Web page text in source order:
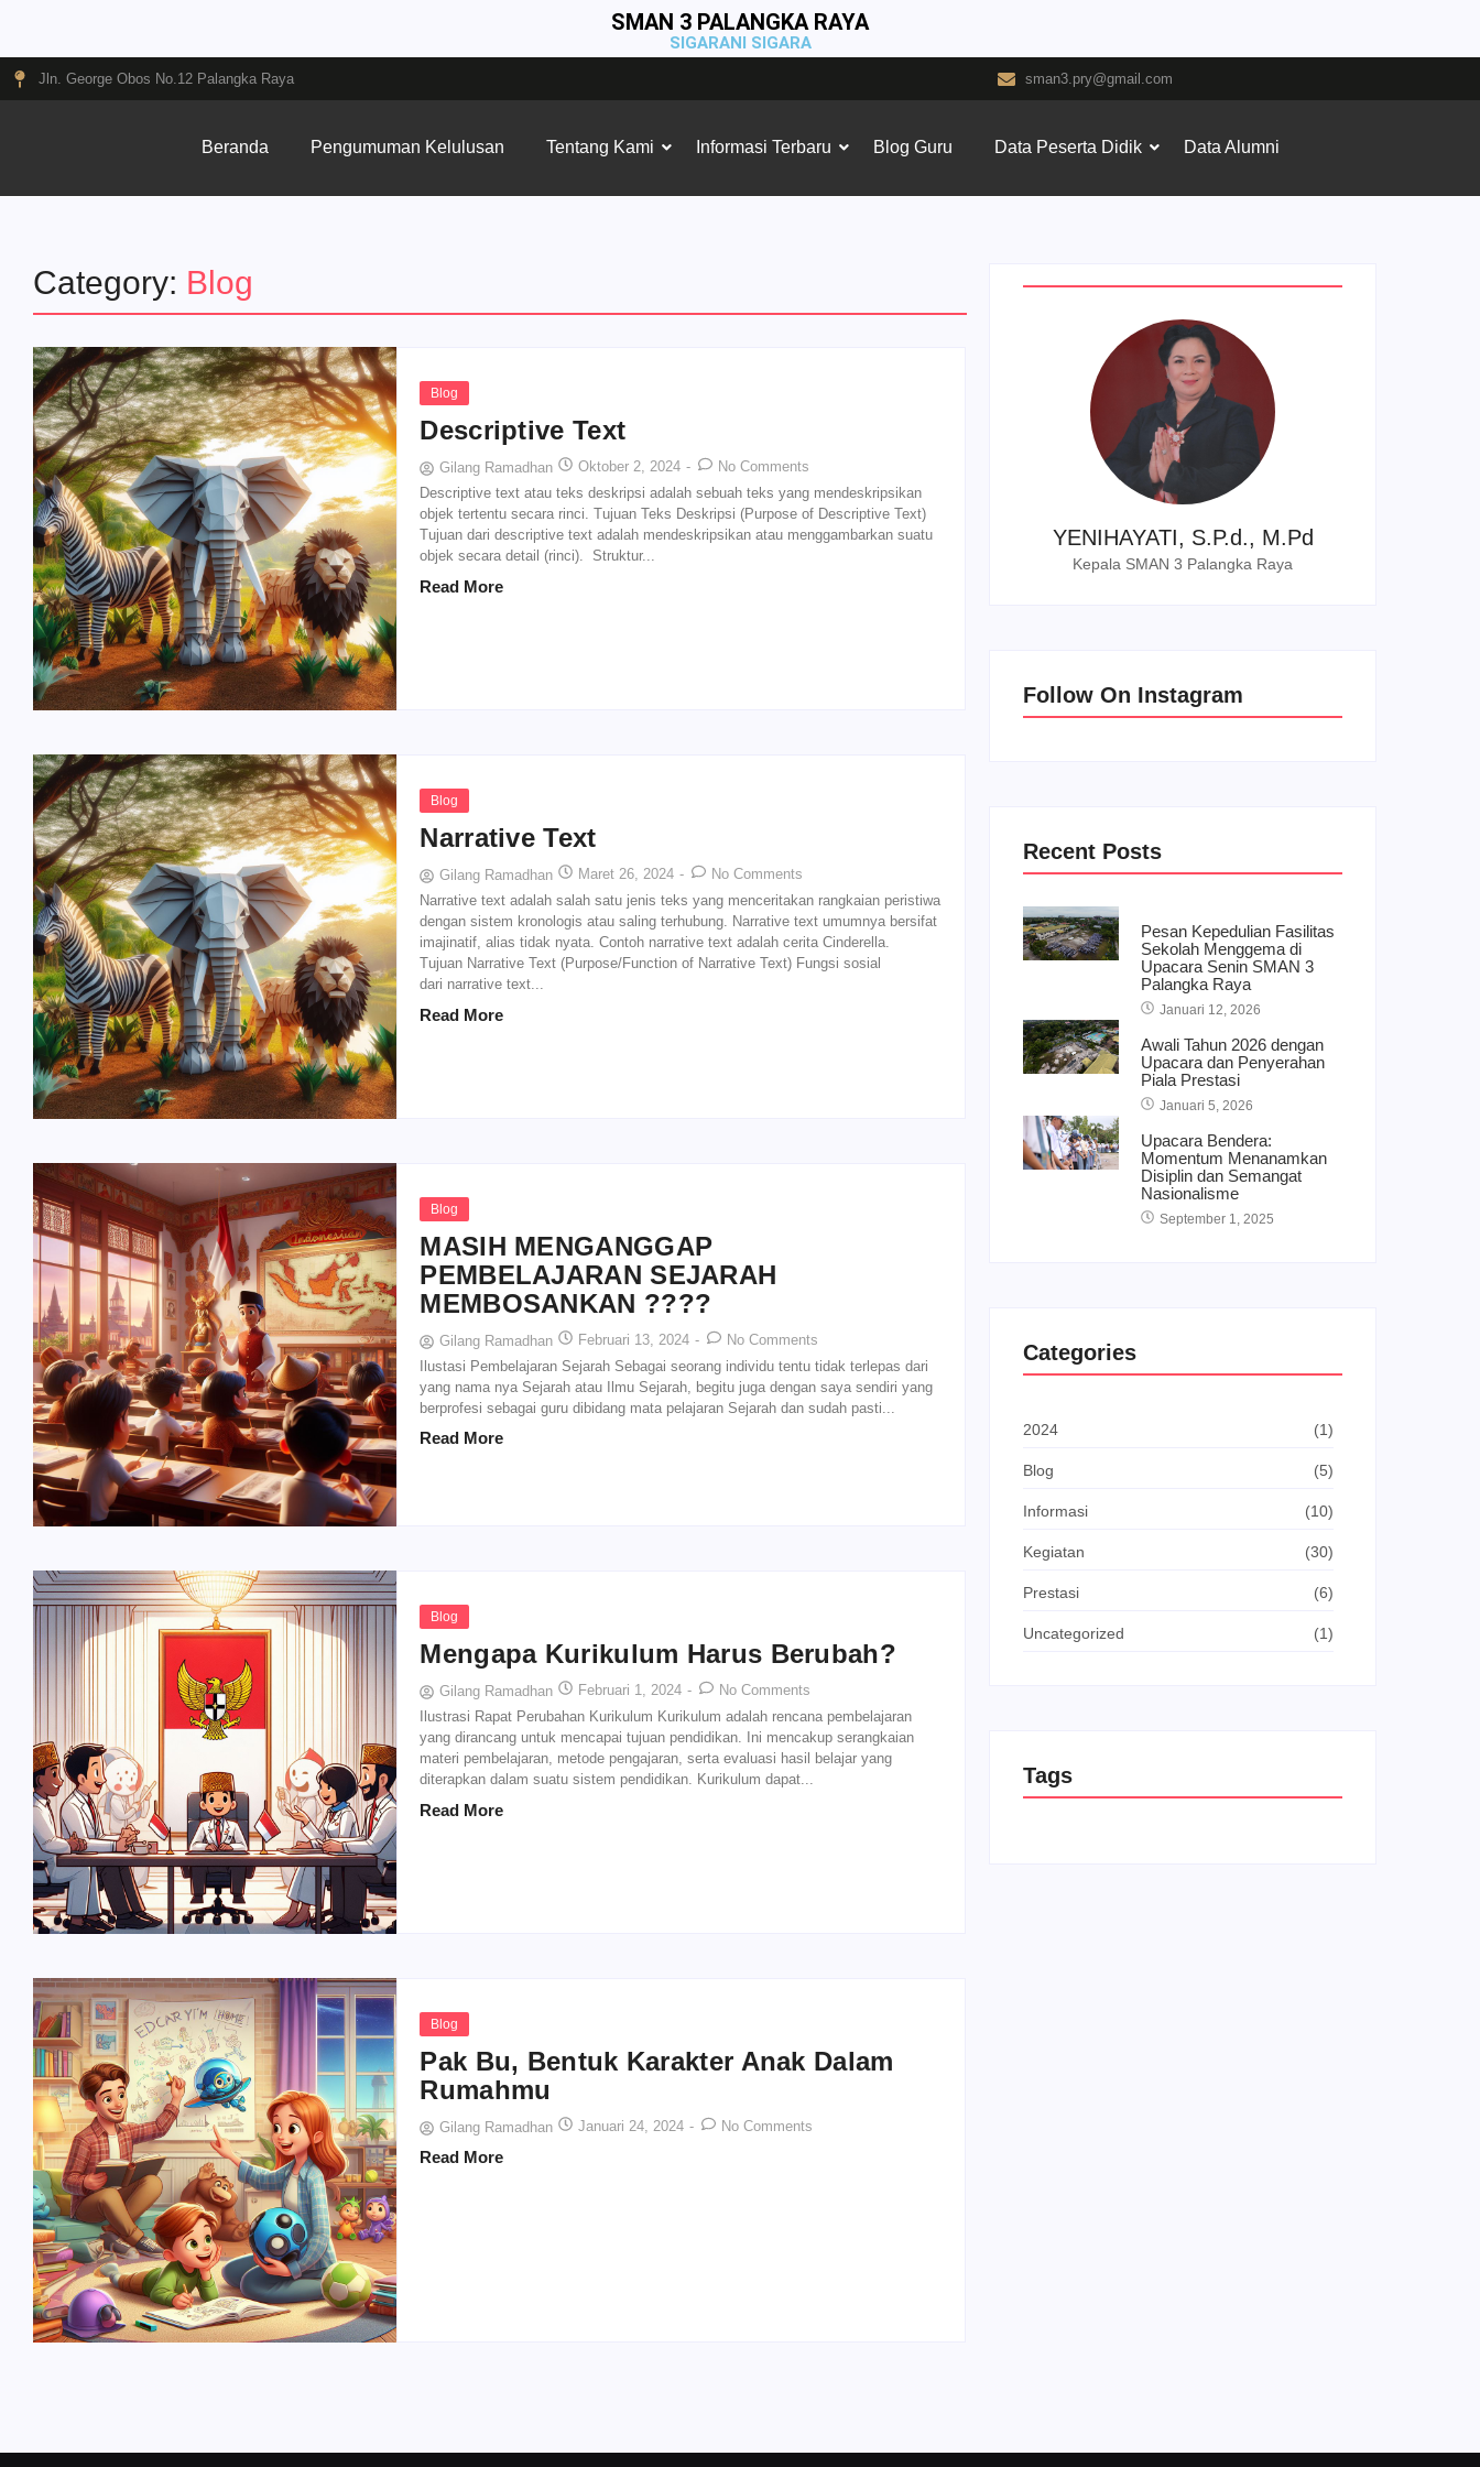
SMAN 3 PALANGKA RAYA
SIGARANI SIGARA
Jln. George Obos No.12 Palangka Raya sman3.pry@gmail.com
Beranda Pengumuman Kelulusan Tentang Kami Informasi Terbaru Blog Guru Data Peserta Didik Data Alumni
Category: Blog
Blog
Descriptive Text
Gilang Ramadhan Oktober 2, 2024 -
No Comments
Descriptive text atau teks deskripsi adalah sebuah teks yang mendeskripsikan
objek tertentu secara rinci. Tujuan Teks Deskripsi (Purpose of Descriptive Text)
Tujuan dari descriptive text adalah mendeskripsikan atau menggambarkan suatu
objek secara detail (rinci). Struktur...
Read More
Blog
Narrative Text
Gilang Ramadhan Maret 26, 2024 -
No Comments
Narrative text adalah salah satu jenis teks yang menceritakan rangkaian peristiwa
dengan sistem kronologis atau saling terhubung. Narrative text umumnya bersifat
imajinatif, alias tidak nyata. Contoh narrative text adalah cerita Cinderella.
Tujuan Narrative Text (Purpose/Function of Narrative Text) Fungsi sosial
dari narrative text...
Read More
Blog
MASIH MENGANGGAP
PEMBELAJARAN SEJARAH
MEMBOSANKAN ????
Gilang Ramadhan Februari 13, 2024 -
No Comments
Ilustasi Pembelajaran Sejarah Sebagai seorang individu tentu tidak terlepas dari
yang nama nya Sejarah atau Ilmu Sejarah, begitu juga dengan saya sendiri yang
berprofesi sebagai guru dibidang mata pelajaran Sejarah dan sudah pasti...
Read More
Blog
Mengapa Kurikulum Harus Berubah?
Gilang Ramadhan Februari 1, 2024 -
No Comments
Ilustrasi Rapat Perubahan Kurikulum Kurikulum adalah rencana pembelajaran
yang dirancang untuk mencapai tujuan pendidikan. Ini mencakup serangkaian
materi pembelajaran, metode pengajaran, serta evaluasi hasil belajar yang
diterapkan dalam suatu sistem pendidikan. Kurikulum dapat...
Read More
Blog
Pak Bu, Bentuk Karakter Anak Dalam
Rumahmu
Gilang Ramadhan Januari 24, 2024 - No Comments
Read More
YENIHAYATI, S.P.d., M.Pd
Kepala SMAN 3 Palangka Raya
Follow On Instagram
Recent Posts
Pesan Kepedulian Fasilitas
Sekolah Menggema di
Upacara Senin SMAN 3
Palangka Raya
Januari 12, 2026
Awali Tahun 2026 dengan
Upacara dan Penyerahan
Piala Prestasi
Januari 5, 2026
Upacara Bendera:
Momentum Menanamkan
Disiplin dan Semangat
Nasionalisme
September 1, 2025
Categories
2024 (1)
Blog (5)
Informasi (10)
Kegiatan (30)
Prestasi (6)
Uncategorized (1)
Tags